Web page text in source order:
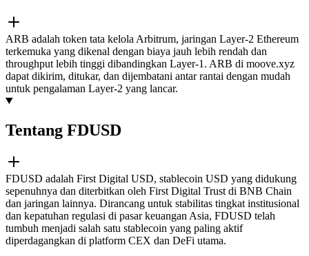
ARB adalah token tata kelola Arbitrum, jaringan Layer-2 Ethereum
terkemuka yang dikenal dengan biaya jauh lebih rendah dan
throughput lebih tinggi dibandingkan Layer-1. ARB di moove.xyz
dapat dikirim, ditukar, dan dijembatani antar rantai dengan mudah
untuk pengalaman Layer-2 yang lancar.
Tentang FDUSD
FDUSD adalah First Digital USD, stablecoin USD yang didukung
sepenuhnya dan diterbitkan oleh First Digital Trust di BNB Chain
dan jaringan lainnya. Dirancang untuk stabilitas tingkat institusional
dan kepatuhan regulasi di pasar keuangan Asia, FDUSD telah
tumbuh menjadi salah satu stablecoin yang paling aktif
diperdagangkan di platform CEX dan DeFi utama.